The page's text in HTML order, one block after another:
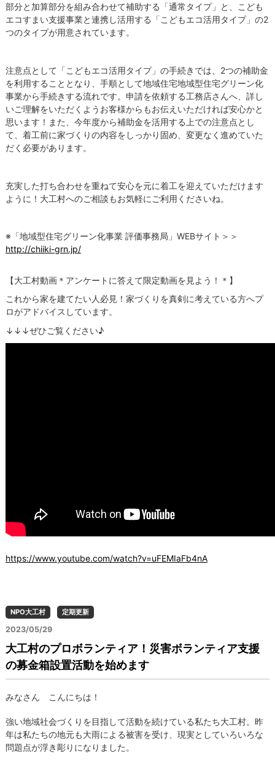
部分と加算部分を組み合わせて補助する「通常タイプ」と、こども
エコすまい支援事業と連携し活用する「こどもエコ活用タイプ」の2
つのタイプが用意されています。
注意点として「こどもエコ活用タイプ」の手続きでは、2つの補助金
を利用することとなり、手順として地域住宅地域型住宅グリーン化
事業から手続きする流れです。申請を依頼する工務店さんへ、詳し
いご理解をいただくようお客様からもお伝えいただければ安心かと
思います！また、今年度から補助金を活用する上での注意点とし
て、着工前に家づくりの内容をしっかり固め、変更なく進めていた
だく必要があります。
充実した打ち合わせを重ねて安心を元に着工を迎えていただけます
ように！大工村へのご相談もお気軽にご利用くださいね。
※「地域型住宅グリーン化事業 評価事務局」WEBサイト＞＞
http://chiiki-grn.jp/
【大工村動画＊アンケートに答えて限定動画を見よう！＊】
これから家を建てたい人必見！家づくりを真剣に考えている方へプ
ロがアドバイスしています。
↓↓↓ぜひご覧ください♪
https://www.youtube.com/watch?v=uFEMIaFb4nA
NPO大工村 定期更新
2023/05/29
大工村のプロボランティア！災害ボランティア支援
の募金箱設置活動を始めます
みなさん こんにちは！
強い地域社会づくりを目指して活動を続けている私たち大工村。昨
年は私たちの地元も大雨による被害を受け、現実としていろいろな
問題点が浮き彫りになりました。